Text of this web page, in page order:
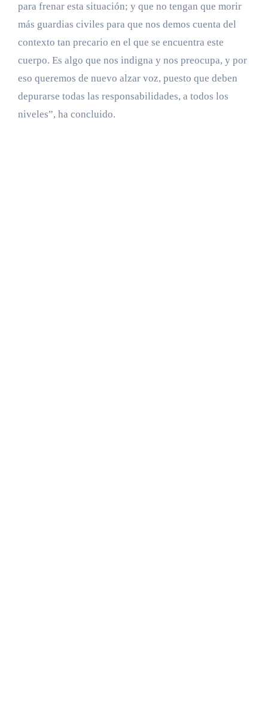
para frenar esta situación; y que no tengan que morir
más guardias civiles para que nos demos cuenta del
contexto tan precario en el que se encuentra este
cuerpo. Es algo que nos indigna y nos preocupa, y por
eso queremos de nuevo alzar voz, puesto que deben
depurarse todas las responsabilidades, a todos los
niveles”, ha concluido.